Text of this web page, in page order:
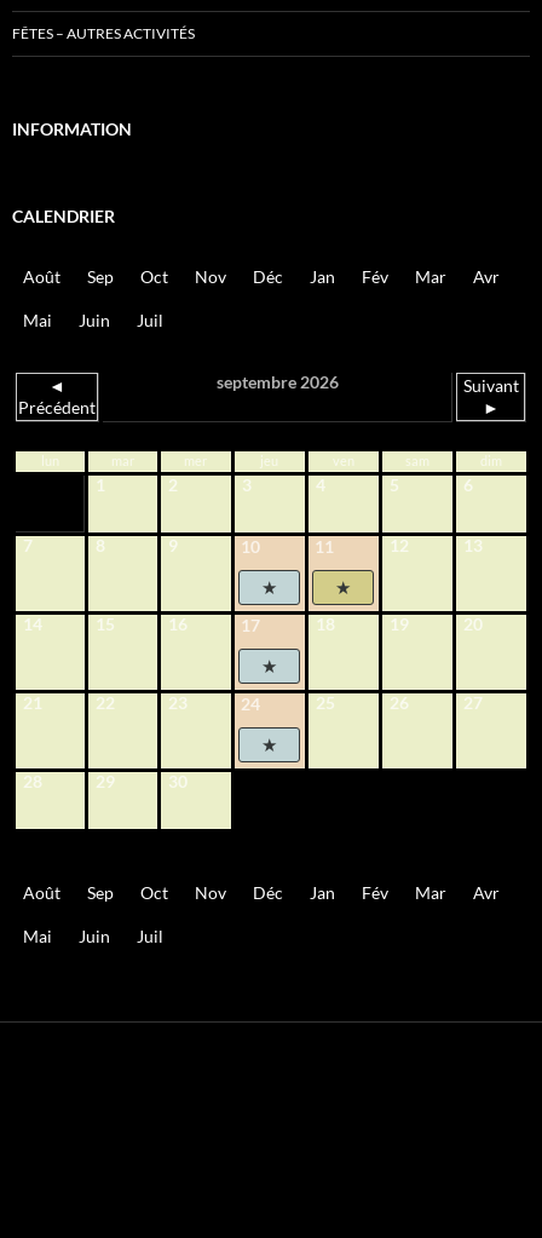
FÊTES – AUTRES ACTIVITÉS
INFORMATION
CALENDRIER
Août Sep Oct Nov Déc Jan Fév Mar Avr
Mai Juin Juil
◄
Précédent
septembre 2026
Suivant
►
lun mar mer jeu ven sam dim
1 2 3 4 5 6
7 8 9 10 11 12 13
14 15 16 17 18 19 20
21 22 23 24 25 26 27
28 29 30
Août Sep Oct Nov Déc Jan Fév Mar Avr
Mai Juin Juil